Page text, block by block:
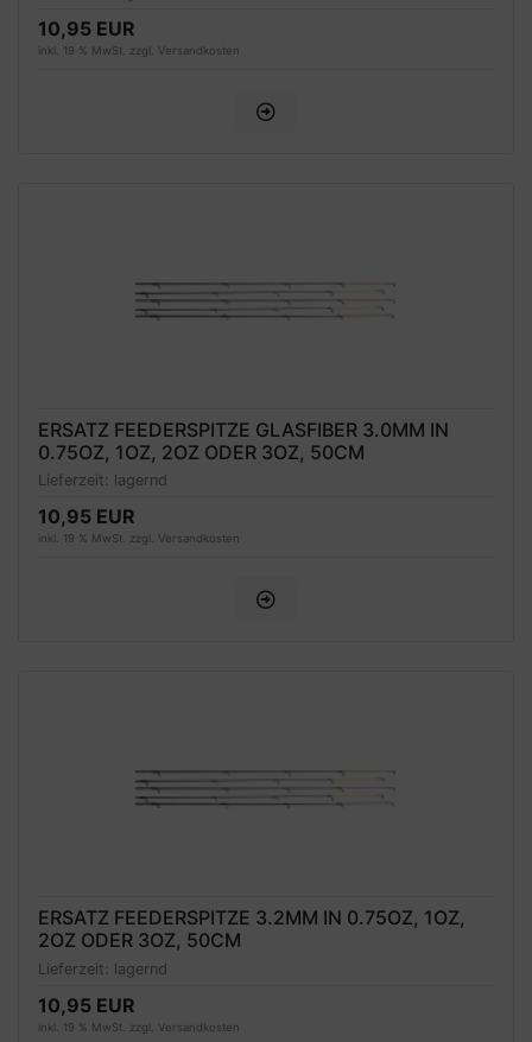
10,95 EUR
inkl. 19 % MwSt. zzgl. Versandkosten
ERSATZ FEEDERSPITZE GLASFIBER 3.0MM IN
0.75OZ, 1OZ, 2OZ ODER 3OZ, 50CM
Lieferzeit: lagernd
10,95 EUR
inkl. 19 % MwSt. zzgl. Versandkosten
ERSATZ FEEDERSPITZE 3.2MM IN 0.75OZ, 1OZ,
2OZ ODER 3OZ, 50CM
Lieferzeit: lagernd
10,95 EUR
inkl. 19 % MwSt. zzgl. Versandkosten